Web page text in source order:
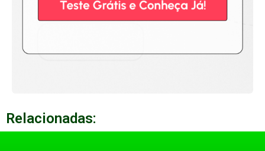
Relacionadas: